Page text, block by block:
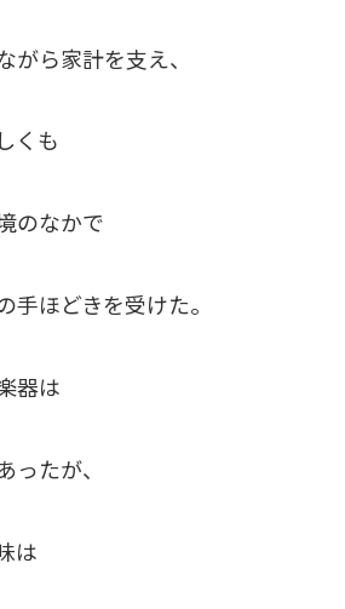
ら家計を支え、
くも
のなかで
手ほどきを受けた。
器は
ったが、
は